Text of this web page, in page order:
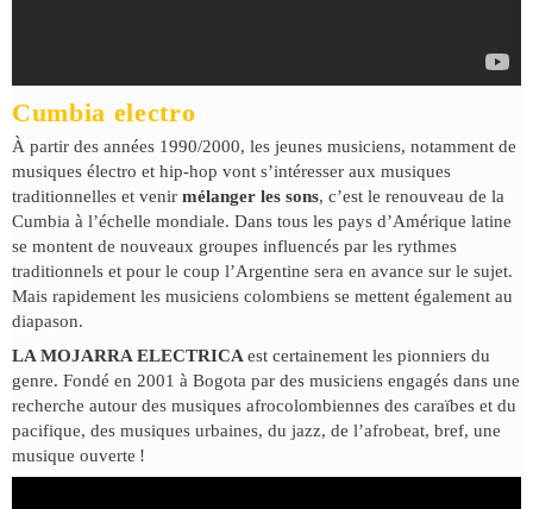
Cumbia electro
À partir des années 1990/2000, les jeunes musiciens, notamment de
musiques électro et hip-hop vont s’intéresser aux musiques
traditionnelles et venir mélanger les sons, c’est le renouveau de la
Cumbia à l’échelle mondiale. Dans tous les pays d’Amérique latine
se montent de nouveaux groupes influencés par les rythmes
traditionnels et pour le coup l’Argentine sera en avance sur le sujet.
Mais rapidement les musiciens colombiens se mettent également au
diapason.
LA MOJARRA ELECTRICA est certainement les pionniers du
genre. Fondé en 2001 à Bogota par des musiciens engagés dans une
recherche autour des musiques afrocolombiennes des caraïbes et du
pacifique, des musiques urbaines, du jazz, de l’afrobeat, bref, une
musique ouverte !